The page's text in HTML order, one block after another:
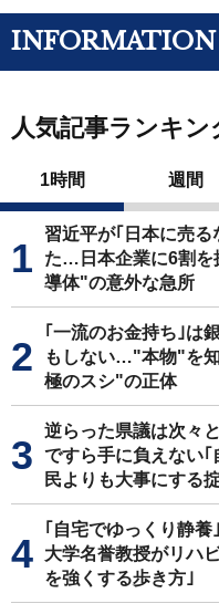
INFORMATION
人気記事ランキン
1時間 週間
習近平が｢日本に売る
た…日本企業に6割を
導体"の意外な急所
｢一流のお金持ち｣は
もしない…"本物"を
極のスシ"の正体
逆らった県議は次々
ですら手に負えない
民よりも大事にする
｢自宅でゆっくり静
大学名誉教授がリハ
を強くする歩き方｣